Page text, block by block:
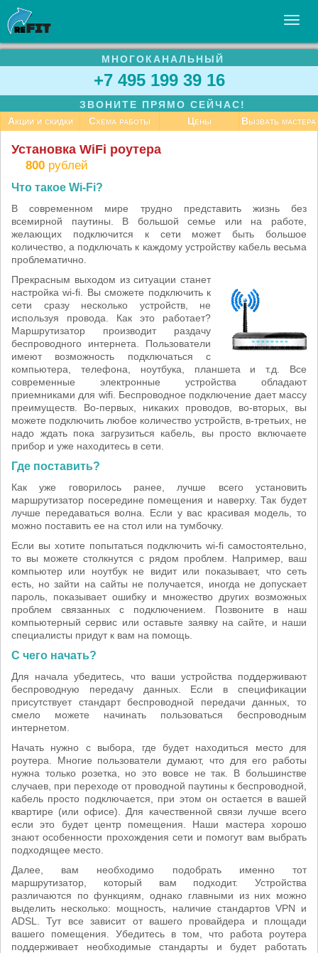
УСЛУГИ
БИЗНЕСУ
СТАТЬИ
МНОГОКАНАЛЬНЫЙ
+7 495 199 39 16
ЗВОНИТЕ ПРЯМО СЕЙЧАС!
Акции и скидки
Схема работы Цены Вызвать мастера
Установка WiFi роутера
800 рублей
Что такое Wi-Fi?
В современном мире трудно представить жизнь без
всемирной паутины. В большой семье или на работе,
желающих подключится к сети может быть большое
количество, а подключать к каждому устройству кабель весьма
проблематично.
Прекрасным выходом из ситуации станет
настройка wi-fi. Вы сможете подключить к
cети сразу несколько устройств, не
используя провода. Как это работает?
Маршрутизатор производит раздачу
беспроводного интернета. Пользователи
имеют возможность подключаться с
компьютера, телефона, ноутбука, планшета и т.д. Все
современные электронные устройства обладают
приемниками для wifi. Беспроводное подключение дает массу
преимуществ. Во-первых, никаких проводов, во-вторых, вы
можете подключить любое количество устройств, в-третьих, не
надо ждать пока загрузиться кабель, вы просто включаете
прибор и уже находитесь в сети.
Где поставить?
Как уже говорилось ранее, лучше всего установить
маршрутизатор посередине помещения и наверху. Так будет
лучше передаваться волна. Если у вас красивая модель, то
можно поставить ее на стол или на тумбочку.
Если вы хотите попытаться подключить wi-fi самостоятельно,
то вы можете столкнутся с рядом проблем. Например, ваш
компьютер или ноутбук не видит или показывает, что сеть
есть, но зайти на сайты не получается, иногда не допускает
пароль, показывает ошибку и множество других возможных
проблем связанных с подключением. Позвоните в наш
компьютерный сервис или оставьте заявку на сайте, и наши
специалисты придут к вам на помощь.
С чего начать?
Для начала убедитесь, что ваши устройства поддерживают
беспроводную передачу данных. Если в спецификации
присутствует стандарт беспроводной передачи данных, то
смело можете начинать пользоваться беспроводным
интернетом.
Начать нужно с выбора, где будет находиться место для
роутера. Многие пользователи думают, что для его работы
нужна только розетка, но это вовсе не так. В большинстве
случаев, при переходе от проводной паутины к беспроводной,
кабель просто подключается, при этом он остается в вашей
квартире (или офисе). Для качественной связи лучше всего
если это будет центр помещения. Наши мастера хорошо
знают особенности прохождения сети и помогут вам выбрать
подходящее место.
Далее, вам необходимо подобрать именно тот
маршрутизатор, который вам подходит. Устройства
различаются по функциям, однако главными из них можно
выделить несколько: мощность, наличие стандартов VPN и
ADSL. Тут все зависит от вашего провайдера и площади
вашего помещения. Убедитесь в том, что работа роутера
поддерживает необходимые стандарты и будет работать